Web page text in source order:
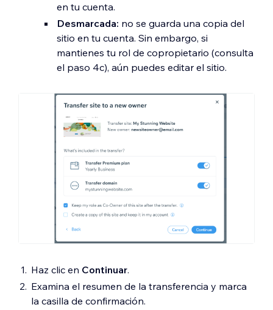
en tu cuenta.
Desmarcada: no se guarda una copia del
sitio en tu cuenta. Sin embargo, si
mantienes tu rol de copropietario (consulta
el paso 4c), aún puedes editar el sitio.
Haz clic en Continuar.
Examina el resumen de la transferencia y marca
la casilla de confirmación.